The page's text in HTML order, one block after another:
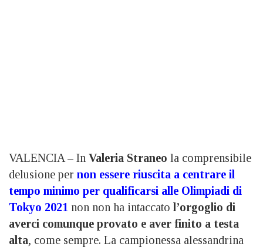
VALENCIA – In Valeria Straneo la comprensibile
delusione per non essere riuscita a centrare il
tempo minimo per qualificarsi alle Olimpiadi di
Tokyo 2021 non non ha intaccato l’orgoglio di
averci comunque provato e aver finito a testa
alta, come sempre. La campionessa alessandrina